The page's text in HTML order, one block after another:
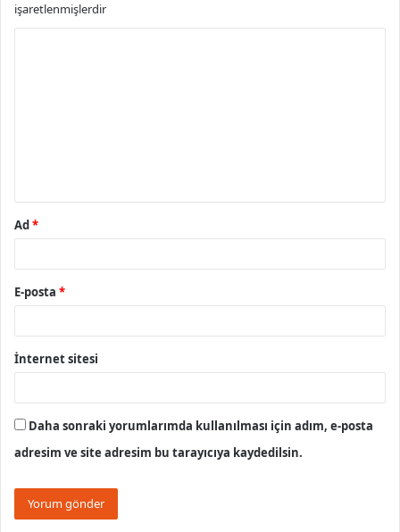
işaretlenmişlerdir
Ad*
E-posta *
İnternet sitesi
Daha sonraki yorumlarımda kullanılması için adım, e-posta
adresim ve site adresim bu tarayıcıya kaydedilsin.